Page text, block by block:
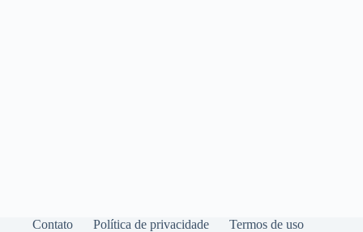
Contato Política de privacidade Termos de uso